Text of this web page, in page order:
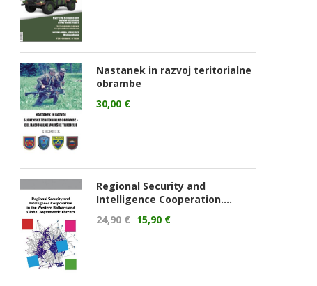
Nastanek in razvoj teritorialne
obrambe
30,00 €
Regional Security and
Intelligence Cooperation....
24,90€ 15,90 €